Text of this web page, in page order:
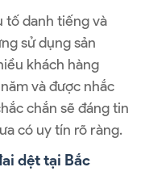
tố danh tiếng và
sử dụng sản
khách hàng
và được nhắc
chắn sẽ đáng tin
có uy tín rõ ràng.
dệt tại Bắc